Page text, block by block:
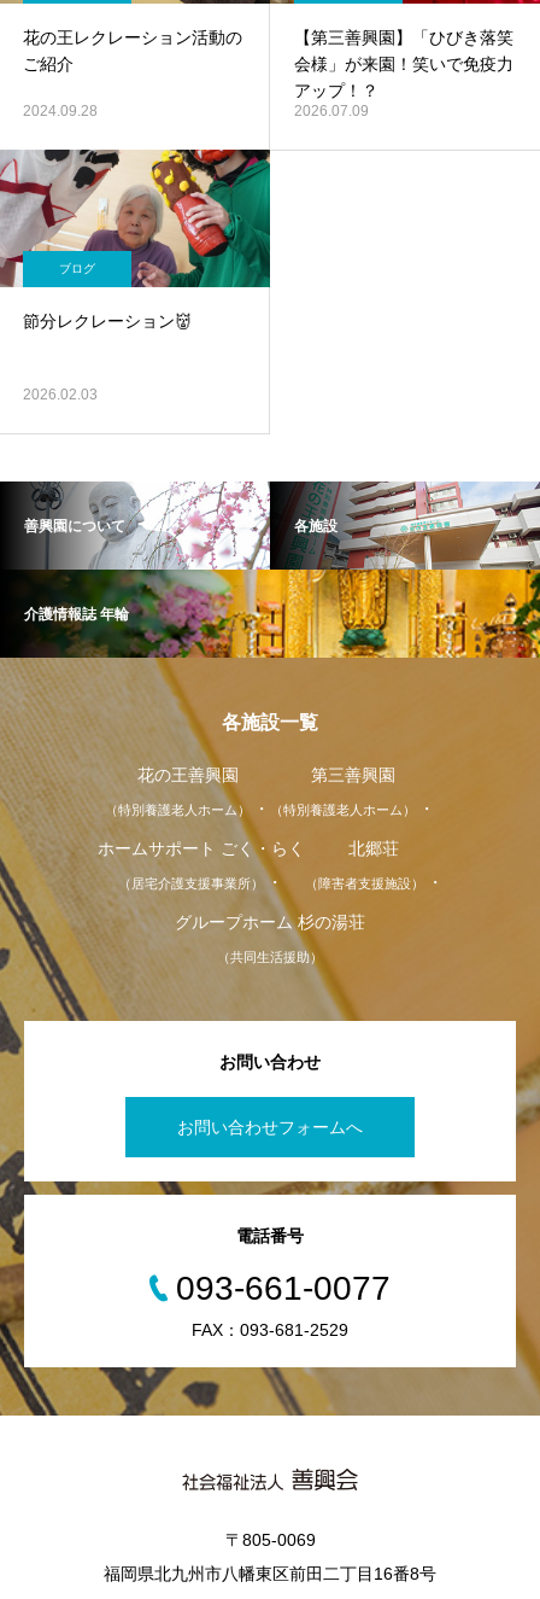
花の王レクレーション活動の
ご紹介
2024.09.28
【第三善興園】「ひびき落笑
会様」が来園！笑いで免疫力
アップ！？
2026.07.09
ブログ
節分レクレーション👹
2026.02.03
善興園について 各施設
介護情報誌 年輪
各施設一覧
花の王善興園
（特別養護老人ホーム）
第三善興園
（特別養護老人ホーム）
ホームサポート ごく・らく
（居宅介護支援事業所）
北郷荘
（障害者支援施設）
グループホーム 杉の湯荘
（共同生活援助）
お問い合わせ
お問い合わせフォームへ
電話番号
093-661-0077
FAX：093-681-2529
〒805-0069
福岡県北九州市八幡東区前田二丁目16番8号